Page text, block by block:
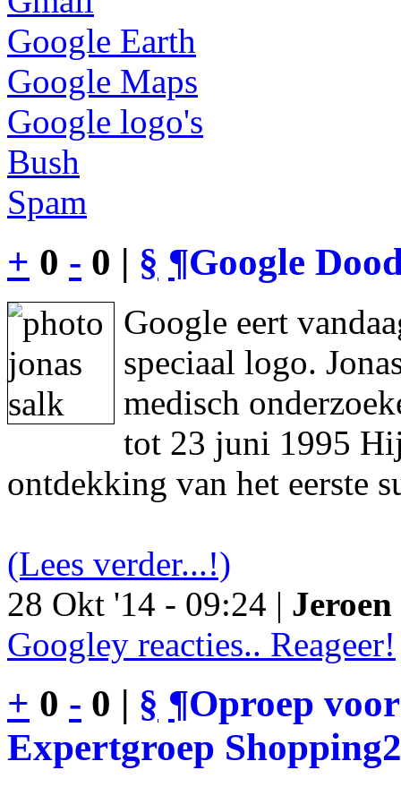
Google Earth
Google Maps
Google logo's
Bush
Spam
+ 0 - 0 | § ¶Google
Google eert
speciaal logo.
medisch
tot 23 juni 1995
ontdekking van het eerste
(Lees verder...!)
28 Okt '14 - 09:24 |
Googley reacties.. Reageer!
+ 0 - 0 | § ¶Oproep
Expertgroep